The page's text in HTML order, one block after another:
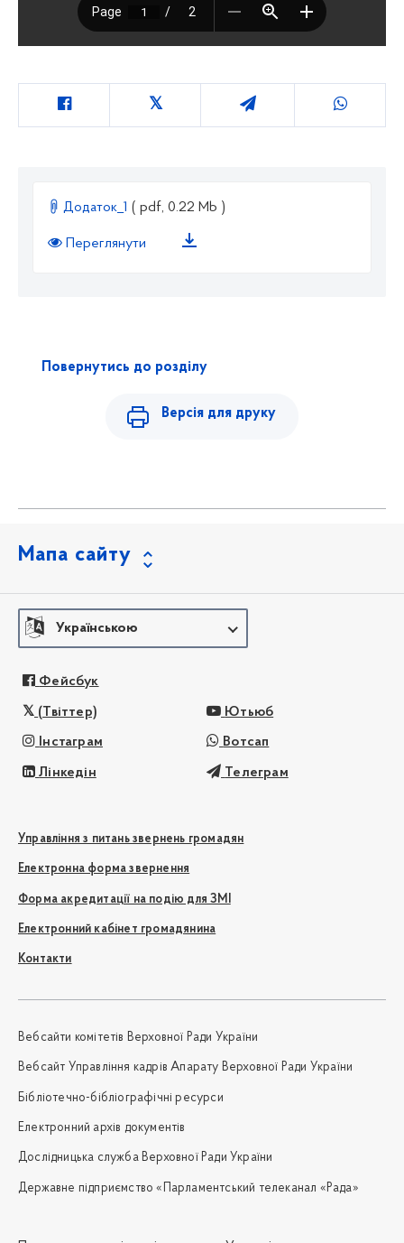
Додаток_1 ( pdf, 0.22 Mb )
Переглянути
Повернутись до розділу
Версія для друку
Мапа сайту
Українською
Фейсбук
(Твіттер) Ютьюб
Інстаграм Вотсап
Лінкедін Телеграм
Управління з питань звернень громадян
Електронна форма звернення
Форма акредитації на подію для ЗМІ
Електронний кабінет громадянина
Контакти
Вебсайти комітетів Верховної Ради України
Вебсайт Управління кадрів Апарату Верховної Ради України
Бібліотечно-бібліографічні ресурси
Електронний архів документів
Дослідницька служба Верховної Ради України
Державне підприємство «Парламентський телеканал «Рада»